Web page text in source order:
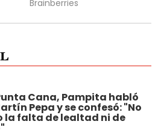
Cana, Pampita habló
Pepa y se confesó: "No
la falta de lealtad ni de